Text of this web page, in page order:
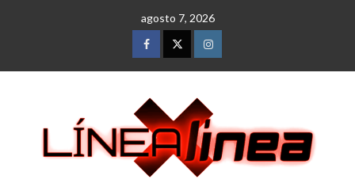
agosto 7, 2026
FacebookTwitterInstagram